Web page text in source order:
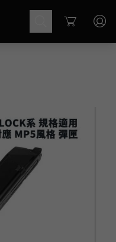
Cart